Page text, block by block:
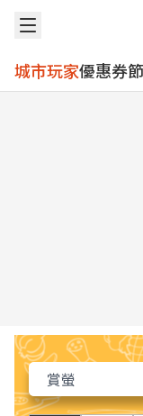
城市玩家優惠券